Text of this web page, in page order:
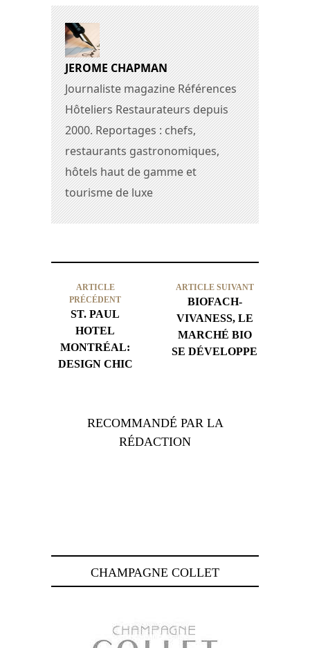
JEROME CHAPMAN
Journaliste magazine Références
Hôteliers Restaurateurs depuis
2000. Reportages : chefs,
restaurants gastronomiques,
hôtels haut de gamme et
tourisme de luxe
ARTICLE
PRÉCÉDENT
ST. PAUL
HOTEL
MONTRÉAL:
DESIGN CHIC
ARTICLE SUIVANT
BIOFACH-
VIVANESS, LE
MARCHÉ BIO
SE DÉVELOPPE
RECOMMANDÉ PAR LA
RÉDACTION
CHAMPAGNE COLLET